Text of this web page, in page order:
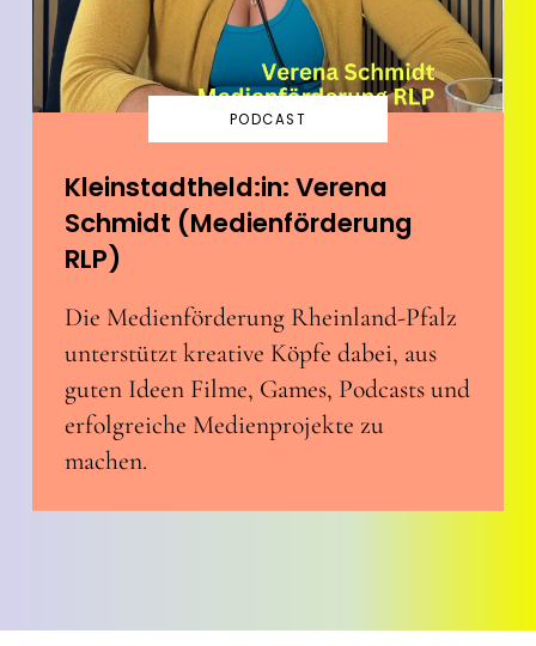
PODCAST
Kleinstadtheld:in: Verena
Schmidt (Medienförderung
RLP)
Die Medienförderung Rheinland-Pfalz
unterstützt kreative Köpfe dabei, aus
guten Ideen Filme, Games, Podcasts und
erfolgreiche Medienprojekte zu
machen.